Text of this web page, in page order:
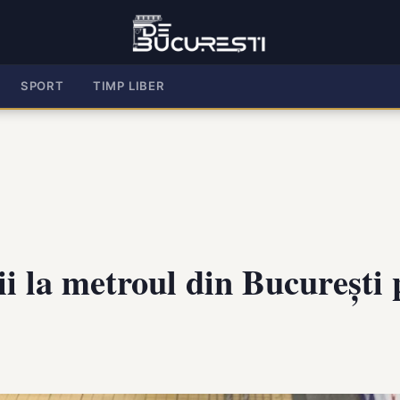
SPORT TIMP LIBER
la metroul din București